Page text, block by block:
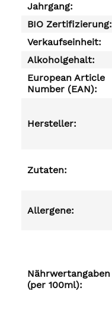
Jahrgang:
BIO Zertifizierung:
Verkaufseinheit:
Alkoholgehalt:
European Article
Number (EAN):
Hersteller:
Zutaten:
Allergene:
Nährwertangaben
(per 100ml):